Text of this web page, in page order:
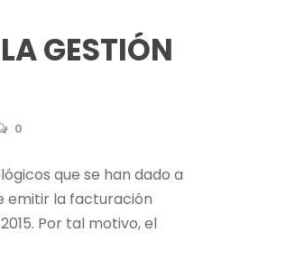
GESTIÓN
0
que se han dado a
emitir la facturación
Por tal motivo, el